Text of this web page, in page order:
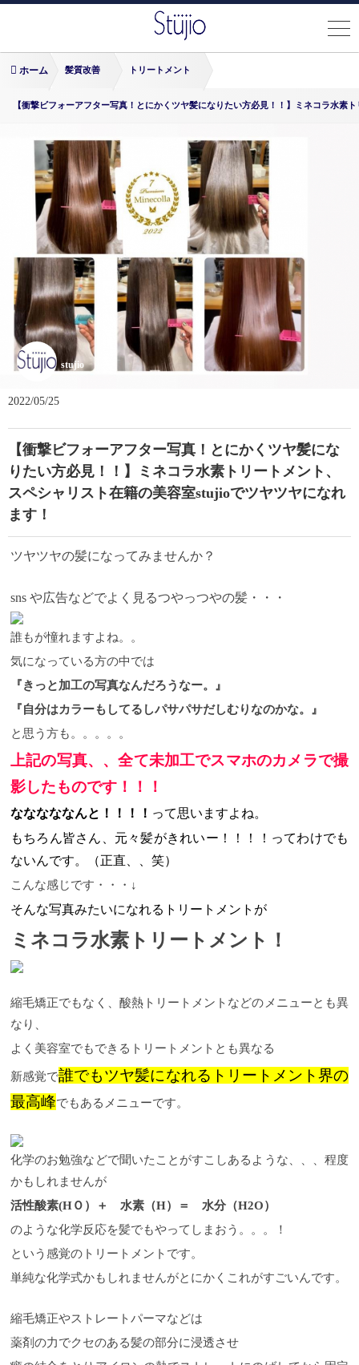
ホーム 髪質改善 トリートメント
【衝撃ビフォーアフター写真！とにかくツヤ髪になりたい方必見！！】ミネコラ水
stujio
2022/05/25
【衝撃ビフォーアフター写真！とにかくツヤ髪にな
りたい方必見！！】ミネコラ水素トリートメント、
スペシャリスト在籍の美容室stujioでツヤツヤになれ
ます！
ツヤツヤの髪になってみませんか？
sns や広告などでよく見るつやっつやの髪・・・
誰もが憧れますよね。。
気になっている方の中では
『きっと加工の写真なんだろうなー。』
『自分はカラーもしてるしパサパサだしむりなのかな。』
と思う方も。。。。。
上記の写真、、全て未加工でスマホのカメラで撮
影したものです！！！
なななななんと！！！！ って思いますよね。
もちろん皆さん、元々髪がきれいー！！！！ってわけでも
ないんです。（正直、、笑）
こんな感じです・・・↓
そんな写真みたいになれるトリートメントが
ミネコラ水素トリートメント！
縮毛矯正でもなく、酸熱トリートメントなどのメニューとも異
なり、
よく美容室でもできるトリートメントとも異なる
新感覚で誰でもツヤ髪になれるトリートメント界の
最高峰でもあるメニューです。
化学のお勉強などで聞いたことがすこしあるような、、、程度
かもしれませんが
活性酸素(HＯ）＋ 水素（H）＝ 水分（H2O）
のような化学反応を髪でもやってしまおう。。。！
という感覚のトリートメントです。
単純な化学式かもしれませんがとにかくこれがすごいんです。
縮毛矯正やストレートパーマなどは
薬剤の力でクセのある髪の部分に浸透させ